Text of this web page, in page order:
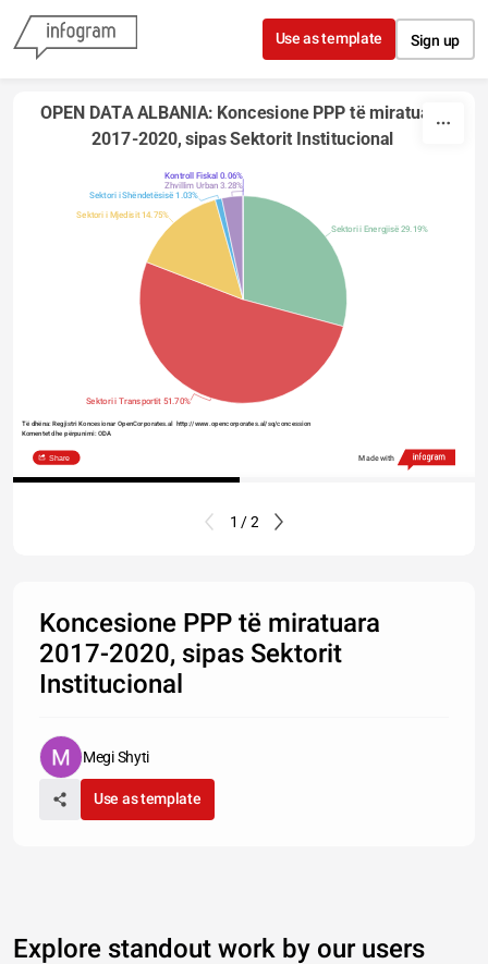
Skip to content
Use as template Sign up
OPEN DATA ALBANIA: Koncesione PPP të miratuara
2017-2020, sipas Sektorit Institucional
Sektori i Energjisë 29.19%
Sektori i Transportit 51.70%
Sektori i Mjedisit 14.75%
Sektori i Shëndetësisë 1.03%
Zhvillim Urban 3.28%
Kontroll Fiskal 0.06%
Të dhëna: Regjistri Koncesionar OpenCorporates.al  http://www.opencorporates.al/sq/concession
Komentet dhe përpunimi: ODA
Share Made with
1 / 2
Koncesione PPP të miratuara
2017-2020, sipas Sektorit
Institucional
Megi Shyti
Use as template
Explore standout work by our users